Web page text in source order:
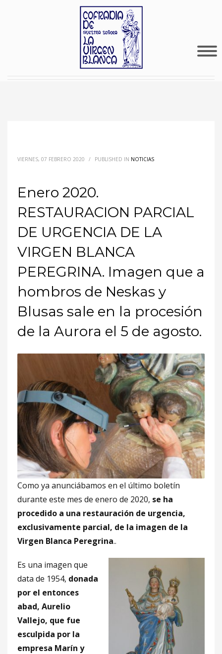
VIERNES, 07 FEBRERO 2020 / PUBLISHED IN NOTICIAS
Enero 2020.
RESTAURACION PARCIAL
DE URGENCIA DE LA
VIRGEN BLANCA
PEREGRINA. Imagen que a
hombros de Neskas y
Blusas sale en la procesión
de la Aurora el 5 de agosto.
Como ya anunciábamos en el último boletín
durante este mes de enero de 2020, se ha
procedido a una restauración de urgencia,
exclusivamente parcial, de la imagen de la
Virgen Blanca Peregrina..
Es una imagen que
data de 1954, donada
por el entonces
abad, Aurelio
Vallejo, que fue
esculpida por la
empresa Marín y